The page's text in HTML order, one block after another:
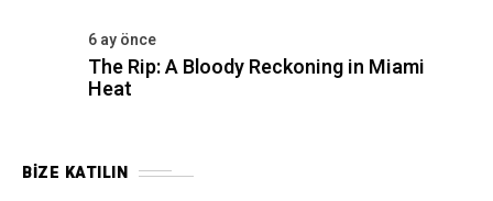
6 ay önce
The Rip: A Bloody Reckoning in Miami
Heat
BIZE KATILIN